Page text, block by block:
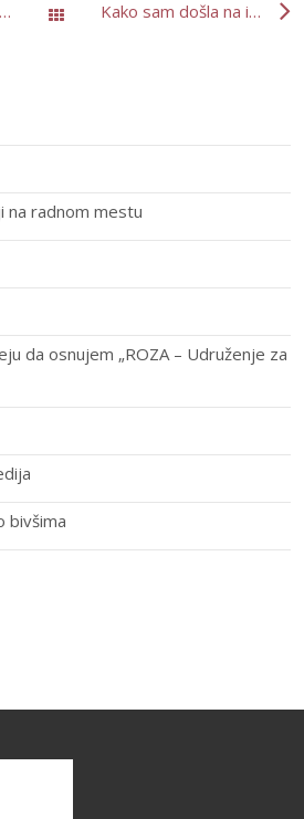
Zaštitimo žene od medija All Posts Kako sam došla na ideju da osnujem „ROZA – Udruženje za radna prava žena“
na radnom mestu
da osnujem „ROZA – Udruženje za
bivšima